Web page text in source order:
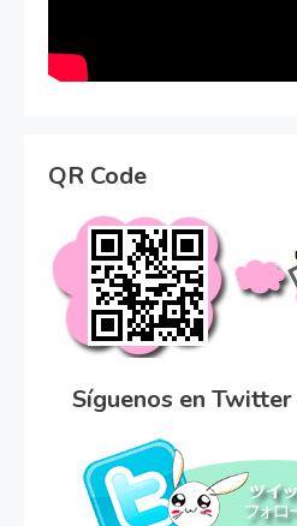
QR Code
Síguenos en Twitter